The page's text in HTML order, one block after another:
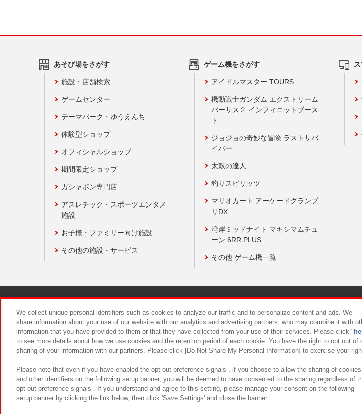
あそび場をさがす
施設・店舗検索
ゲームセンター
テーマパーク・ゆうえんち
体験型ショップ
オフィシャルショップ
期間限定ショップ
ガシャポン専門店
アスレチック・スポーツエンタメ
施設
お子様・ファミリー向け施設
その他の施設・サービス
ゲーム機をさがす
アイドルマスター TOURS
機動戦士ガンダム エクストリーム
バーサス２ インフィニットブース
ト
ジョジョの奇妙な冒険 ラストサバ
イバー
太鼓の達人
釣りスピリッツ
マリオカート アーケードグランプ
リDX
湾岸ミッドナイト マキシマムチュ
ーン 6RR PLUS
その他 ゲーム機一覧
食品のご提供について カスタマーハラスメント対応
We collect unique personal identifiers such as cookies to analyze our traffic and to personalize content and ads. We
share information about your use of our website with our analytics and advertising partners, who may combine it with
information that you have provided to them or that they have collected from your use of their services. Please click "
to see more details about how we use cookies and the retention period of each cookie. You have the right to opt out of
sharing of your information with our partners. Please click [Do Not Share My Personal Information] to exercise your
Please note that even if you have enabled the opt-out preference signals , if you choose to allow the sharing of cookies
and other identifiers on the following setup banner, you will be deemed to have consented to the sharing regardless of
opt-out preference signals . If you understand and agree to this setting, please manage your consent on the following
setup banner by clicking the link below, then click 'Save Settings' and close the banner.